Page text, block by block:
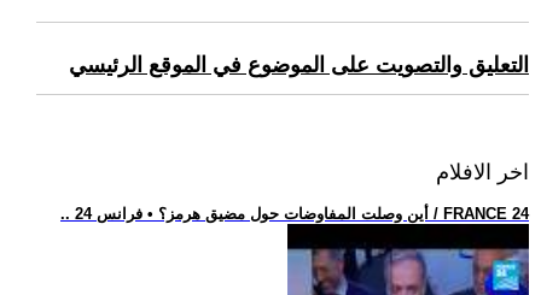
التعليق والتصويت على الموضوع في الموقع الرئيسي
اخر الافلام
.. أين وصلت المفاوضات حول مضيق هرمز؟ • فرانس 24 / FRANCE 24